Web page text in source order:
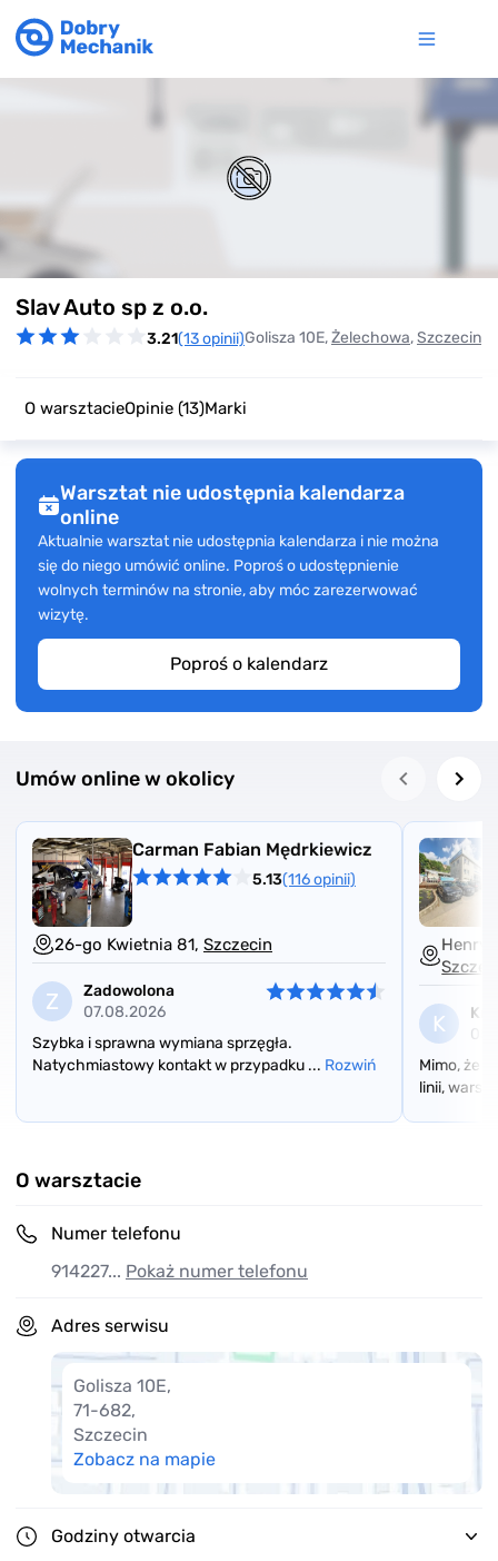
Slav Auto sp z o.o.
3.21(13 opinii)Golisza 10E,Żelechowa,Szczecin
O warsztacieOpinie (13)Marki
Warsztat nie udostępnia kalendarza
online
Aktualnie warsztat nie udostępnia kalendarza i nie można
się do niego umówić online. Poproś o udostępnienie
wolnych terminów na stronie, aby móc zarezerwować
wizytę.
Poproś o kalendarz
Umów online w okolicy
Carman Fabian Mędrkiewicz
5.13(116 opinii)
26-go Kwietnia 81, Szczecin
Z
Zadowolona
07.08.2026
Szybka i sprawna wymiana sprzęgła.
Natychmiastowy kontakt w przypadku ... Rozwiń
K
Mimo, że
linii,
of
3
O warsztacie
Numer telefonu
914227... Pokaż numer telefonu
Adres serwisu
Golisza 10E,
71-682,
Szczecin
Zobacz na mapie
Godziny otwarcia